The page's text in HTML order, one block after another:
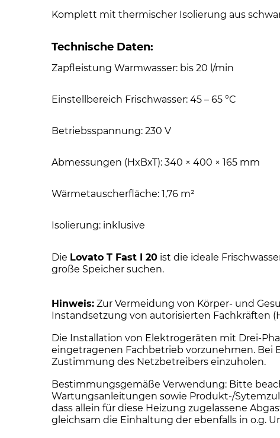
Komplett mit thermischer Isolierung aus
Technische Daten:
Zapfleistung Warmwasser: bis 20 l/min
Einstellbereich Frischwasser: 45 – 65 °C
Betriebsspannung: 230 V
Abmessungen (HxBxT): 340 × 400 × 165 mm
Wärmetauscherfläche: 1,76 m²
Isolierung: inklusive
Die Lovato T Fast I 20 ist die ideale
große Speicher suchen.
Hinweis: Zur Vermeidung von Körper- und
Instandsetzung von autorisierten Fachkräften
Die Installation von Elektrogeräten mit Drei-
eingetragenen Fachbetrieb vorzunehmen. Bei
Zustimmung des Netzbetreibers einzuholen.
Bestimmungsgemäße Verwendung: Bitte
Wartungsanleitungen sowie Produkt-/
dass allein für diese Heizung zugelassene
gleichsam die Einhaltung der ebenfalls in o.g.